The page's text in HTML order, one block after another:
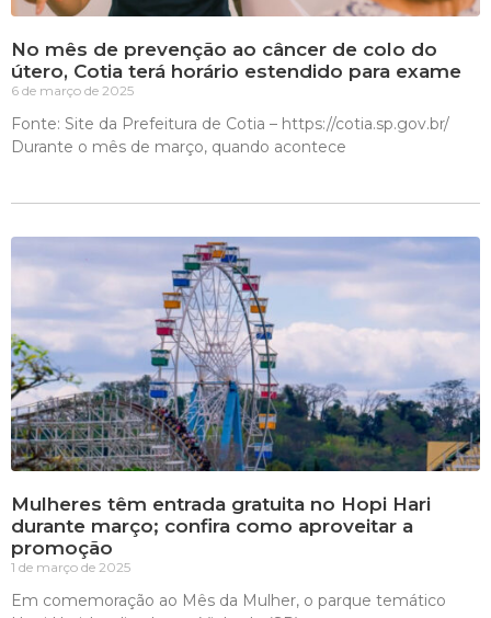
No mês de prevenção ao câncer de colo do
útero, Cotia terá horário estendido para exame
6 de março de 2025
Fonte: Site da Prefeitura de Cotia – https://cotia.sp.gov.br/
Durante o mês de março, quando acontece
Mulheres têm entrada gratuita no Hopi Hari
durante março; confira como aproveitar a
promoção
1 de março de 2025
Em comemoração ao Mês da Mulher, o parque temático